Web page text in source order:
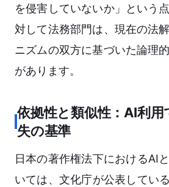
を侵害していないか」という
対して法務部門は、現在の法
ニズムの双方に基づいた論理
があります。
依拠性と類似性：AI利用
失の基準
日本の著作権法下におけるAI
いては、文化庁が公表してい